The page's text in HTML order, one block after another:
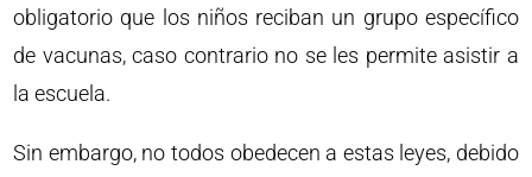
obligatorio que los niños reciban un grupo específico
de vacunas, caso contrario no se les permite asistir a
la escuela.
Sin embargo, no todos obedecen a estas leyes, debido